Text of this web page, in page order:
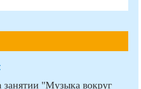
занятии "Музыка вокруг